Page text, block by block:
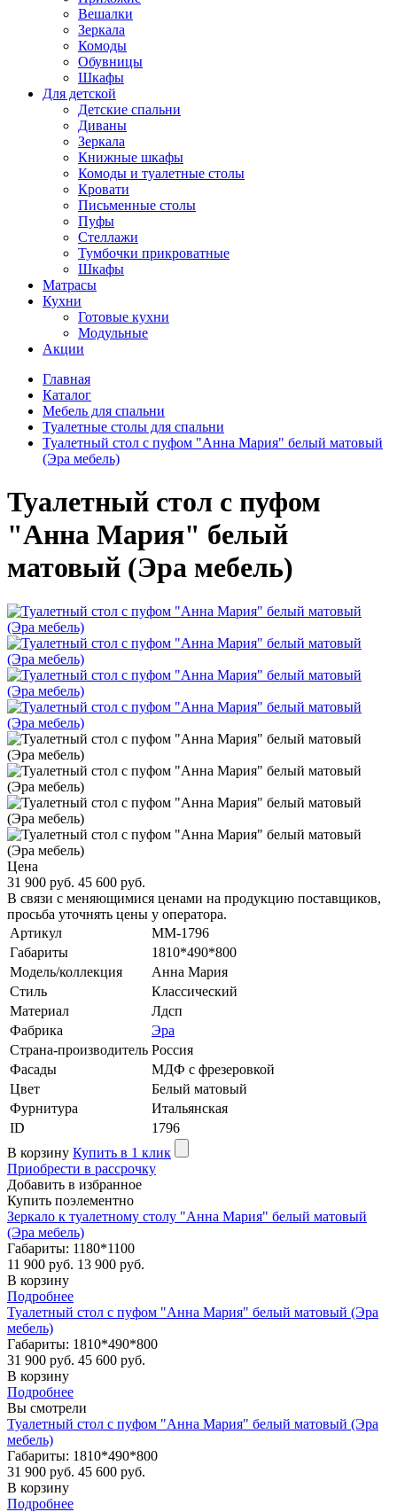
Вешалки
Зеркала
Комоды
Обувницы
Шкафы
Для детской
Детские спальни
Диваны
Зеркала
Книжные шкафы
Комоды и туалетные столы
Кровати
Письменные столы
Пуфы
Стеллажи
Тумбочки прикроватные
Шкафы
Матрасы
Кухни
Готовые кухни
Модульные
Акции
Главная
Каталог
Мебель для спальни
Туалетные столы для спальни
Туалетный стол с пуфом "Анна Мария" белый матовый
(Эра мебель)
Туалетный стол с пуфом
"Анна Мария" белый
матовый (Эра мебель)
Цена
31 900 руб. 45 600 руб.
В связи с меняющимися ценами на продукцию поставщиков,
просьба уточнять цены у оператора.
Артикул
MM-1796
Габариты
1810*490*800
Модель/коллекция
Анна Мария
Стиль
Классический
Материал
Лдсп
Фабрика
Эра
Страна-производитель Россия
Фасады
МДФ с фрезеровкой
Цвет
Белый матовый
Фурнитура
Итальянская
ID
1796
В корзину Купить в 1 клик
Приобрести в рассрочку
Добавить в избранное
Купить поэлементно
Зеркало к туалетному столу "Анна Мария" белый матовый
(Эра мебель)
Габариты: 1180*1100
11 900 руб. 13 900 руб.
В корзину
Подробнее
Туалетный стол с пуфом "Анна Мария" белый матовый (Эра
мебель)
Габариты: 1810*490*800
31 900 руб. 45 600 руб.
В корзину
Подробнее
Вы смотрели
Туалетный стол с пуфом "Анна Мария" белый матовый (Эра
мебель)
Габариты: 1810*490*800
31 900 руб. 45 600 руб.
В корзину
Подробнее